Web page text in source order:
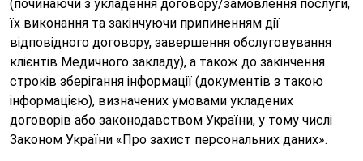
(починаючи з укладення договору/замовлення послуги,
їх виконання та закінчуючи припиненням дії
відповідного договору, завершення обслуговування
клієнтів Медичного закладу), а також до закінчення
строків зберігання інформації (документів з такою
інформацією), визначених умовами укладених
договорів або законодавством України, у тому числі
Законом України «Про захист персональних даних».